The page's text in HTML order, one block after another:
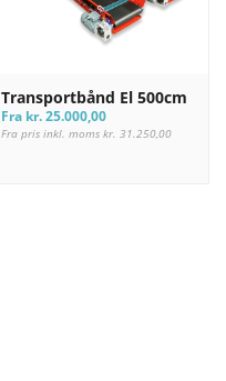
Transportbånd El 500cm
Fra kr.25.000,00
Fra pris inkl. moms kr. 31.250,00